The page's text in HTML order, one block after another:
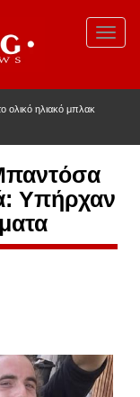
ολικό ηλιακό μπλακ
Υπήρχαν